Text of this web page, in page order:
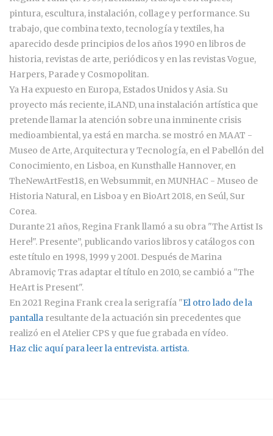
pintura, escultura, instalación, collage y performance. Su
trabajo, que combina texto, tecnología y textiles, ha
aparecido desde principios de los años 1990 en libros de
historia, revistas de arte, periódicos y en las revistas Vogue,
Harpers, Parade y Cosmopolitan.
Ya Ha expuesto en Europa, Estados Unidos y Asia. Su
proyecto más reciente, iLAND, una instalación artística que
pretende llamar la atención sobre una inminente crisis
medioambiental, ya está en marcha. se mostró en MAAT -
Museo de Arte, Arquitectura y Tecnología, en el Pabellón del
Conocimiento, en Lisboa, en Kunsthalle Hannover, en
TheNewArtFest18, en Websummit, en MUNHAC - Museo de
Historia Natural, en Lisboa y en BioArt 2018, en Seúl, Sur
Corea.
Durante 21 años, Regina Frank llamó a su obra "The Artist Is
Here!". Presente”, publicando varios libros y catálogos con
este título en 1998, 1999 y 2001. Después de Marina
Abramoviç Tras adaptar el título en 2010, se cambió a "The
HeArt is Present".
En 2021 Regina Frank crea la serigrafía "El otro lado de la
pantalla resultante de la actuación sin precedentes que
realizó en el Atelier CPS y que fue grabada en vídeo.
Haz clic aquí para leer la entrevista. artista.